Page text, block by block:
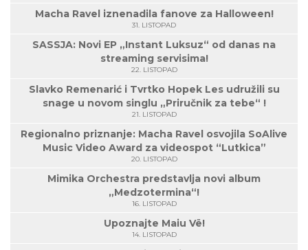
Macha Ravel iznenadila fanove za Halloween!
31. LISTOPAD
SASSJA: Novi EP „Instant Luksuz“ od danas na
streaming servisima!
22. LISTOPAD
Slavko Remenarić i Tvrtko Hopek Les udružili su
snage u novom singlu „Priručnik za tebe“ !
21. LISTOPAD
Regionalno priznanje: Macha Ravel osvojila SoAlive
Music Video Award za videospot “Lutkica”
20. LISTOPAD
Mimika Orchestra predstavlja novi album
„Medzotermina“!
16. LISTOPAD
Upoznajte Maiu Vë!
14. LISTOPAD